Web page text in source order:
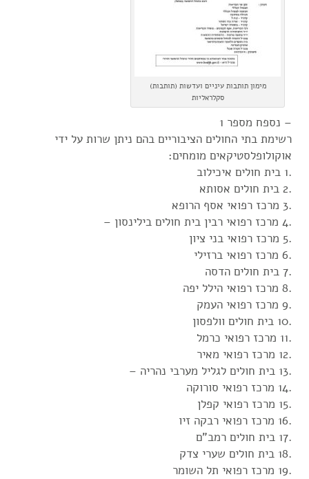
מימון תותבות עיניים ועדשות (תותבות)
סקלראליות
– נספח מספר 1
רשימת בתי החולים הציבוריים בהם ניתן שרות על ידי
אוקולופלסטיקאים מומחים:
.1 בית חולים איכילוב
.2 בית חולים אסותא
.3 מרכז רפואי אסף הרופא
.4 מרכז רפואי רבין בית חולים בילינסון –
.5 מרכז רפואי בני ציון
.6 מרכז רפואי ברזילי
.7 בית חולים הדסה
.8 מרכז רפואי הילל יפה
.9 מרכז רפואי העמק
.10 בית חולים וולפסון
.11 מרכז רפואי כרמל
.12 מרכז רפואי מאיר
.13 בית חולים לגליל מערבי נהריה –
.14 מרכז רפואי סורוקה
.15 מרכז רפואי קפלן
.16 מרכז רפואי רבקה זיו
.17 בית חולים רמב"ם
.18 בית חולים שערי צדק
.19 מרכז רפואי תל השומר